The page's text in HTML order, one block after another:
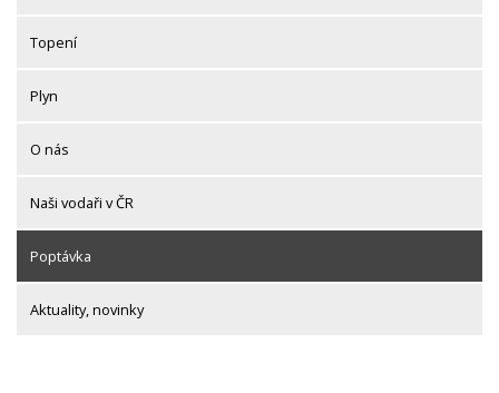
Topení
Plyn
O nás
Naši vodaři v ČR
Poptávka
Aktuality, novinky